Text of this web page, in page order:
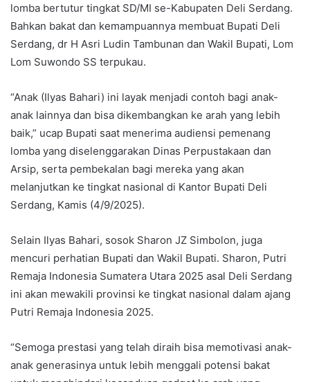
lomba bertutur tingkat SD/MI se-Kabupaten Deli Serdang.
Bahkan bakat dan kemampuannya membuat Bupati Deli
Serdang, dr H Asri Ludin Tambunan dan Wakil Bupati, Lom
Lom Suwondo SS terpukau.
“Anak (Ilyas Bahari) ini layak menjadi contoh bagi anak-
anak lainnya dan bisa dikembangkan ke arah yang lebih
baik,” ucap Bupati saat menerima audiensi pemenang
lomba yang diselenggarakan Dinas Perpustakaan dan
Arsip, serta pembekalan bagi mereka yang akan
melanjutkan ke tingkat nasional di Kantor Bupati Deli
Serdang, Kamis (4/9/2025).
Selain Ilyas Bahari, sosok Sharon JZ Simbolon, juga
mencuri perhatian Bupati dan Wakil Bupati. Sharon, Putri
Remaja Indonesia Sumatera Utara 2025 asal Deli Serdang
ini akan mewakili provinsi ke tingkat nasional dalam ajang
Putri Remaja Indonesia 2025.
“Semoga prestasi yang telah diraih bisa memotivasi anak-
anak generasinya untuk lebih menggali potensi bakat